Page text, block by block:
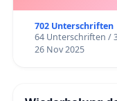
Überprüfung
702 Unterschriften
64 Unterschriften /
26 Nov 2025